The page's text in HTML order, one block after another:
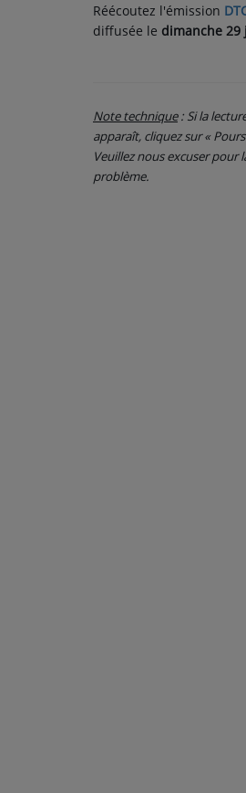
Réécoutez l'émission
diffusée le dimanche 29
Note technique: Si la
apparaît, cliquez sur «
Veuillez nous excuser
problème.